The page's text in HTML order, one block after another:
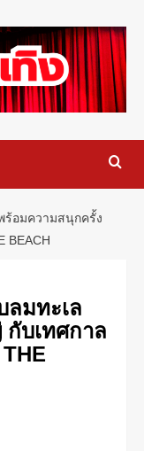
ร้อมความสนุกครั้ง
BEACH
ลมทะเล
บเทศกาล